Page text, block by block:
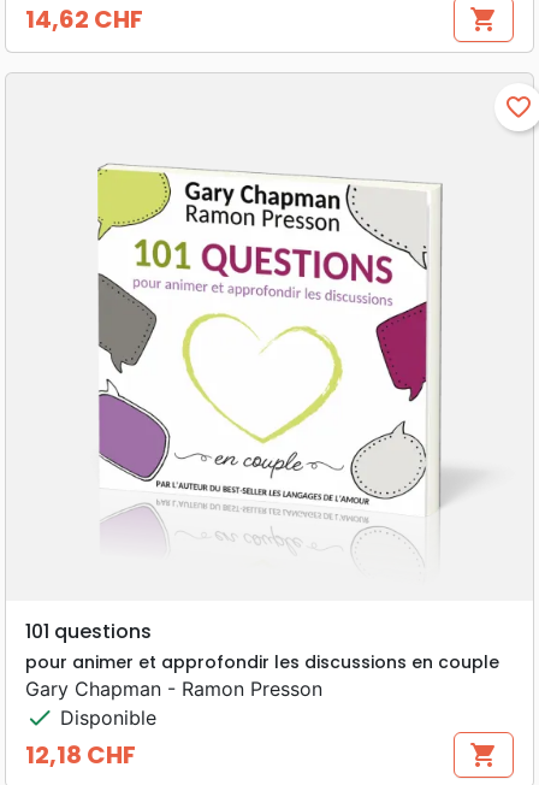
Prix
14,62 CHF shopping_cart
favorite_border
101 questions
pour animer et approfondir les discussions en couple
Gary Chapman - Ramon Presson
check Disponible
Prix
12,18 CHF shopping_cart